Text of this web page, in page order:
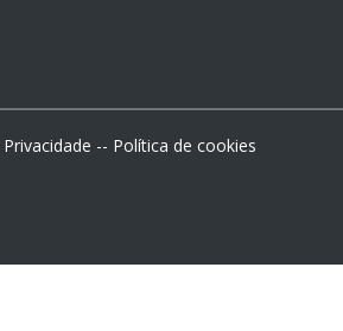
-- Política de cookies